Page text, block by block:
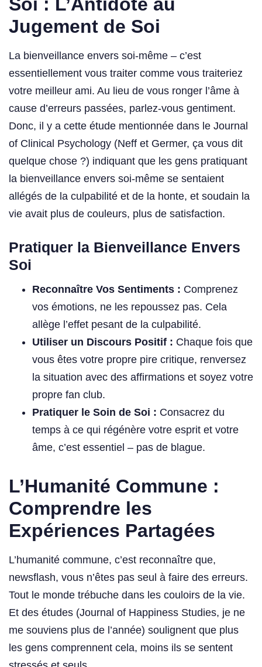
Jugement de Soi
La bienveillance envers soi-même – c’est
essentiellement vous traiter comme vous traiteriez
votre meilleur ami. Au lieu de vous ronger l’âme à
cause d’erreurs passées, parlez-vous gentiment.
Donc, il y a cette étude mentionnée dans le Journal
of Clinical Psychology (Neff et Germer, ça vous dit
quelque chose ?) indiquant que les gens pratiquant
la bienveillance envers soi-même se sentaient
allégés de la culpabilité et de la honte, et soudain la
vie avait plus de couleurs, plus de satisfaction.
Pratiquer la Bienveillance Envers
Soi
Reconnaître Vos Sentiments : Comprenez
vos émotions, ne les repoussez pas. Cela
allège l’effet pesant de la culpabilité.
Utiliser un Discours Positif : Chaque fois que
vous êtes votre propre pire critique, renversez
la situation avec des affirmations et soyez votre
propre fan club.
Pratiquer le Soin de Soi : Consacrez du
temps à ce qui régénère votre esprit et votre
âme, c’est essentiel – pas de blague.
L’Humanité Commune :
Comprendre les
Expériences Partagées
L’humanité commune, c’est reconnaître que,
newsflash, vous n’êtes pas seul à faire des erreurs.
Tout le monde trébuche dans les couloirs de la vie.
Et des études (Journal of Happiness Studies, je ne
me souviens plus de l’année) soulignent que plus
les gens comprennent cela, moins ils se sentent